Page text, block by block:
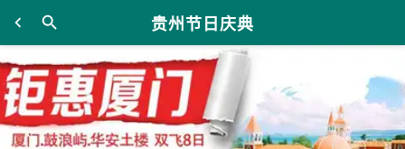
贵州节日庆典